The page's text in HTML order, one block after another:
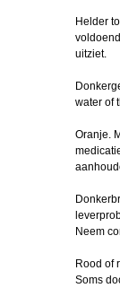
Helder
uitziet.
water of
Oranje.
Neem
Rood of
Soms